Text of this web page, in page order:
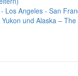
Los Angeles - San
und Alaska –